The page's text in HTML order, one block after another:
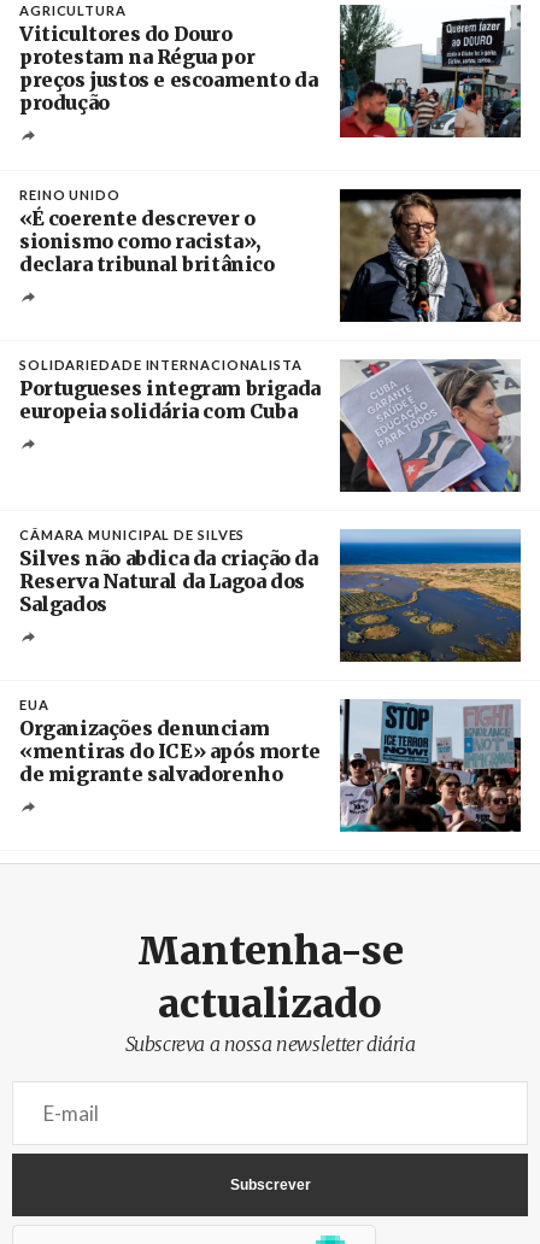
AGRICULTURA
Viticultores do Douro
protestam na Régua por
preços justos e escoamento da
produção
REINO UNIDO
«É coerente descrever o
sionismo como racista»,
declara tribunal britânico
SOLIDARIEDADE INTERNACIONALISTA
Portugueses integram brigada
europeia solidária com Cuba
CÂMARA MUNICIPAL DE SILVES
Silves não abdica da criação da
Reserva Natural da Lagoa dos
Salgados
EUA
Organizações denunciam
«mentiras do ICE» após morte
de migrante salvadorenho
Mantenha-se
actualizado
Subscreva a nossa newsletter diária